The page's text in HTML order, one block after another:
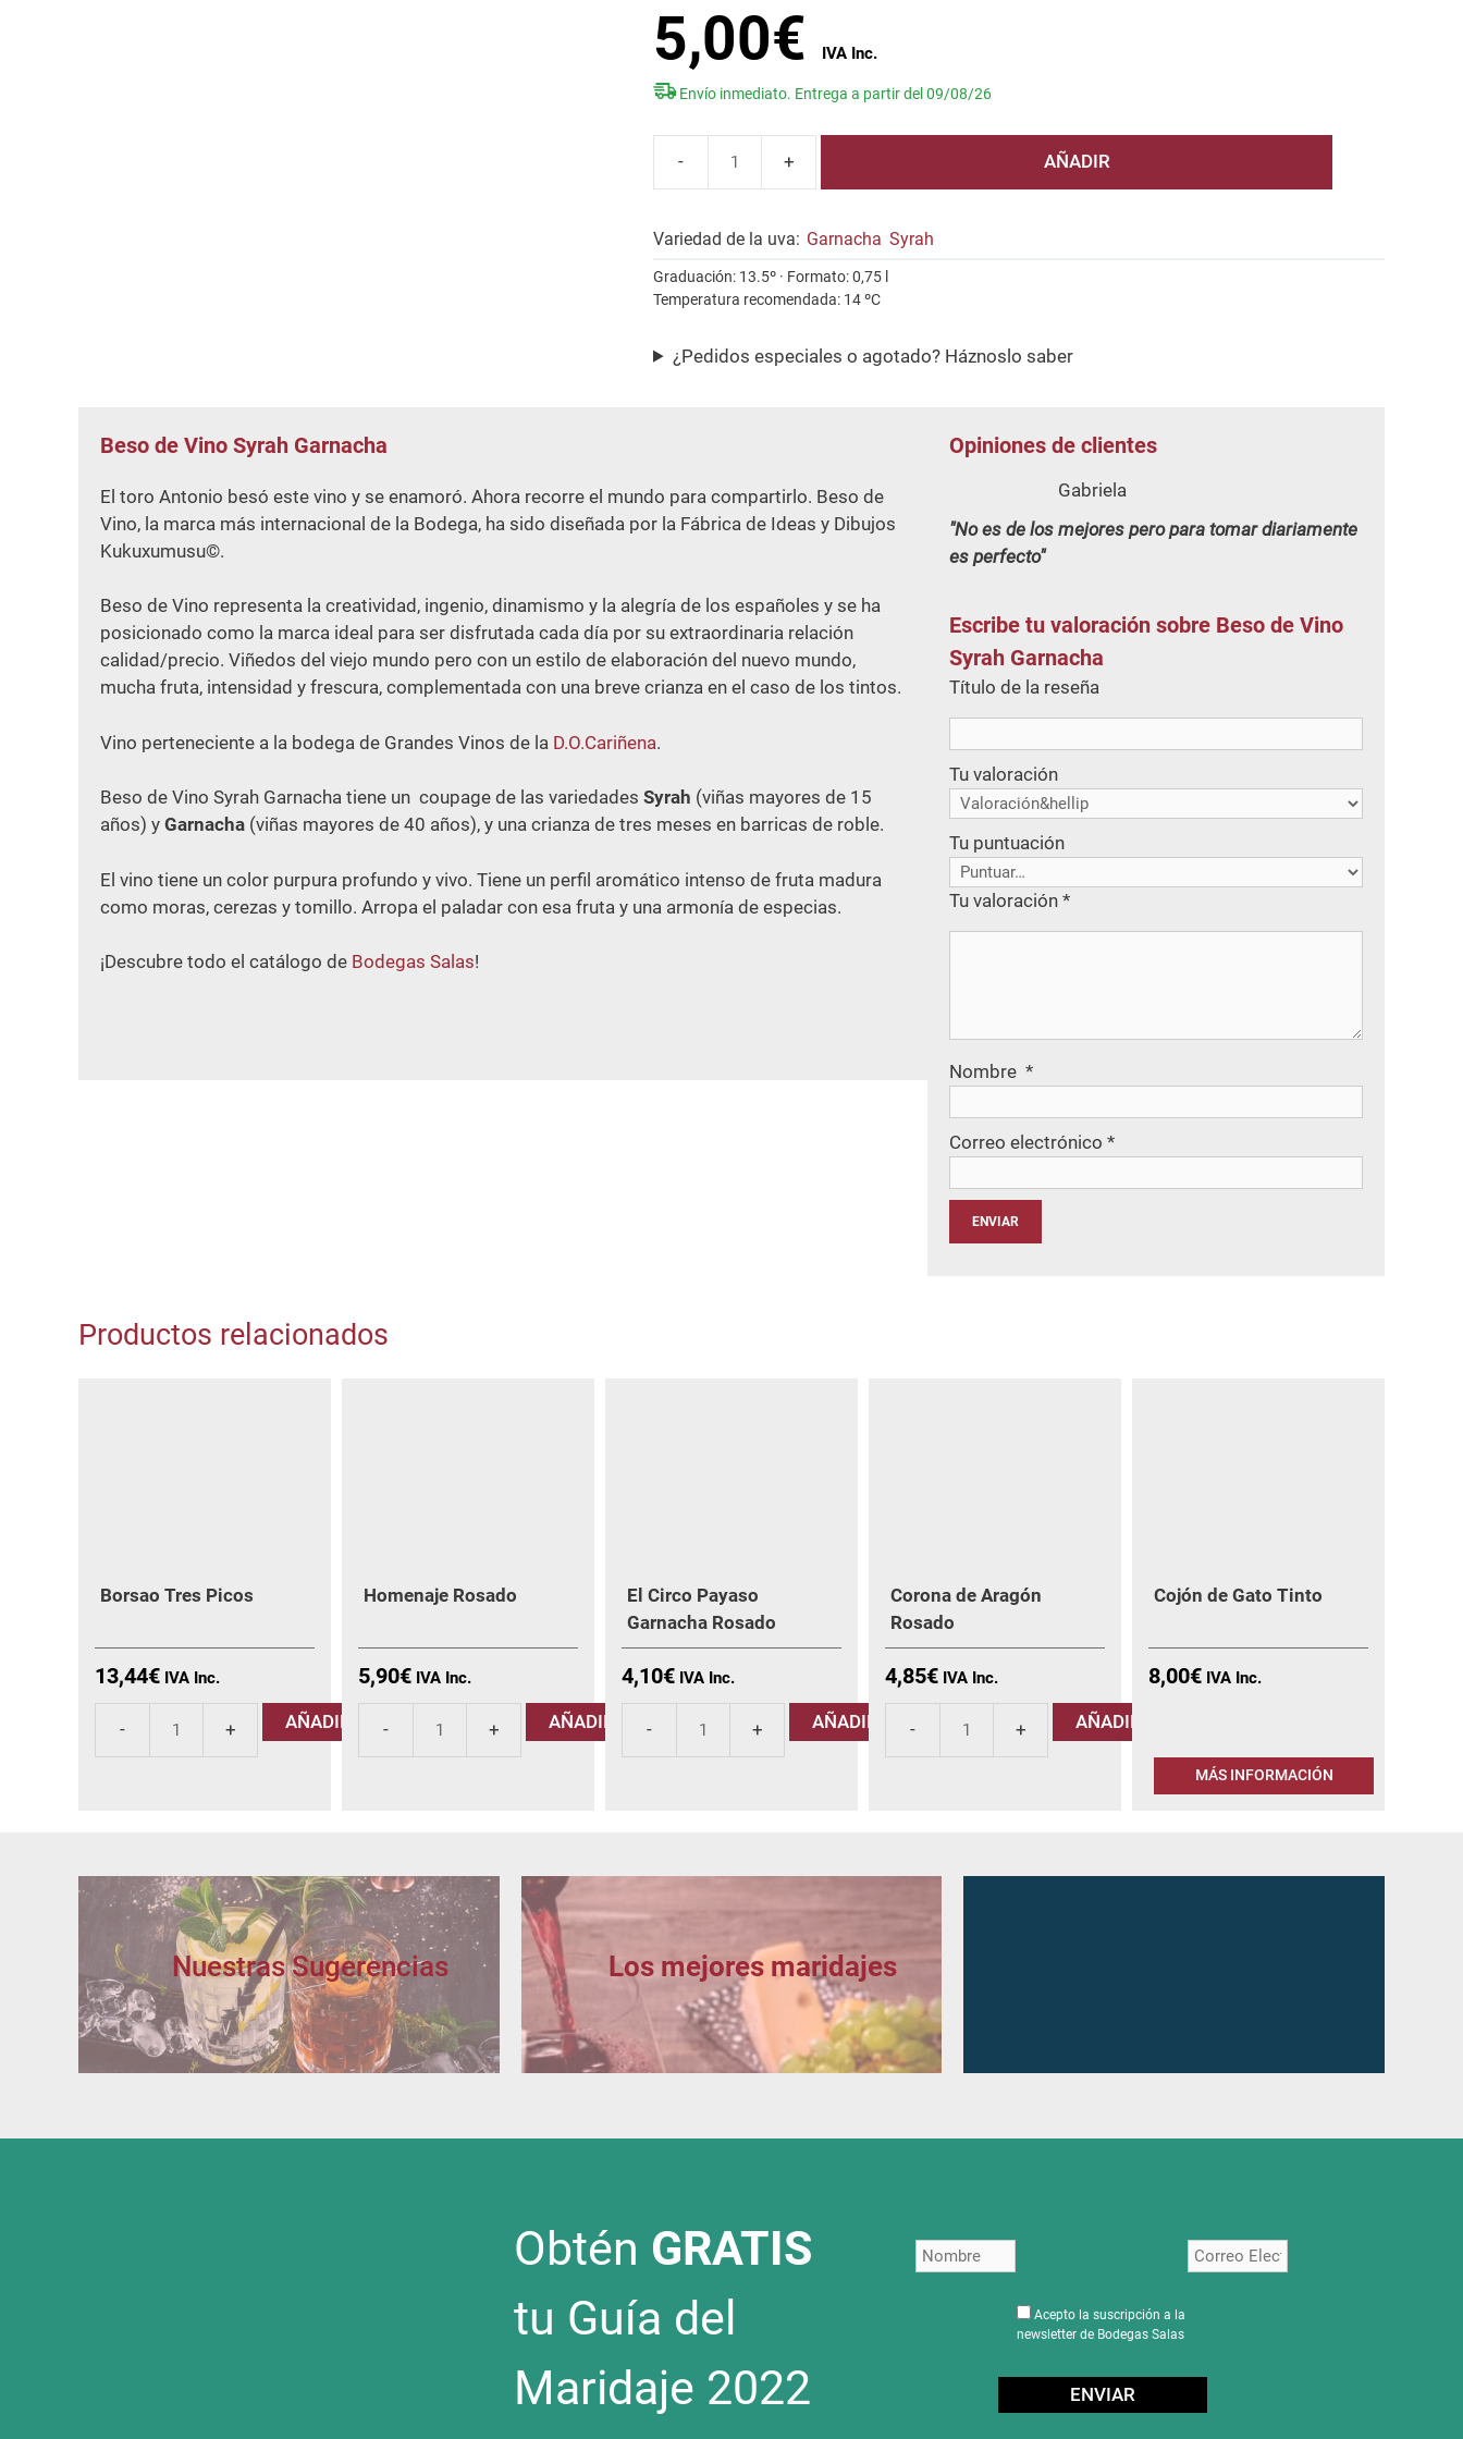
5,00€
Envío inmediato. Entrega a partir del 09/08/26
Vino
Garnacha
cantidad
AÑADIR
Variedad de la uva: Garnacha Syrah
Graduación: 13.5º · Formato: 0,75 l
Temperatura recomendada: 14 ºC
¿Pedidos especiales o agotado? Háznoslo saber
Beso de Vino Syrah Garnacha
El toro Antonio besó este vino y se enamoró. Ahora recorre el mundo para compartirlo. Beso de
Vino, la marca más internacional de la Bodega, ha sido diseñada por la Fábrica de Ideas y Dibujos
Kukuxumusu©.
Beso de Vino representa la creatividad, ingenio, dinamismo y la alegría de los españoles y se ha
posicionado como la marca ideal para ser disfrutada cada día por su extraordinaria relación
calidad/precio. Viñedos del viejo mundo pero con un estilo de elaboración del nuevo mundo,
mucha fruta, intensidad y frescura, complementada con una breve crianza en el caso de los tintos.
Vino perteneciente a la bodega de Grandes Vinos de la D.O.Cariñena.
Beso de Vino Syrah Garnacha tiene un coupage de las variedades Syrah (viñas mayores de 15
años) y Garnacha (viñas mayores de 40 años), y una crianza de tres meses en barricas de roble.
El vino tiene un color purpura profundo y vivo. Tiene un perfil aromático intenso de fruta madura
como moras, cerezas y tomillo. Arropa el paladar con esa fruta y una armonía de especias.
¡Descubre todo el catálogo de Bodegas Salas!
Opiniones de clientes
Gabriela
No es de los mejores pero para tomar diariamente
es perfecto
Escribe tu valoración sobre Beso de Vino
Syrah Garnacha
Título de la reseña
Tu valoración
Tu puntuación
Tu valoración *
Nombre *
Correo electrónico *
Productos relacionados
Borsao Tres Picos
13,44€
AÑADIR
Homenaje Rosado
5,90€
Homenaje
AÑADIR
El Circo Payaso
Garnacha Rosado
4,10€
cantidad
AÑADIR
Corona de Aragón
Rosado
4,85€
AÑADIR
Cojón de Gato Tinto
8,00€
MÁS INFORMACIÓN
Nuestras Sugerencias Los mejores maridajes
Obtén GRATIS
tu Guía del
Maridaje 2022
Acepto la suscripción a la
newsletter de Bodegas Salas